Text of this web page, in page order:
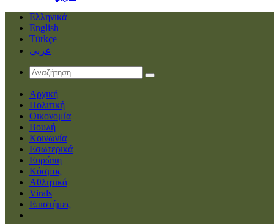
Ελληνικά
English
Türkçe
عربي
Αρχική
Πολιτική
Οικονομία
Βουλή
Κοινωνία
Εσωτερικά
Ευρώπη
Κόσμος
Αθλητικά
Virals
Επιστήμες